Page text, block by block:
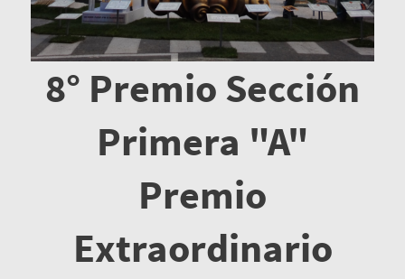
8° Premio Sección
Primera "A"
Premio
Extraordinario